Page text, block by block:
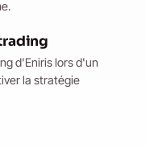
d'Eniris lors d'un
la stratégie